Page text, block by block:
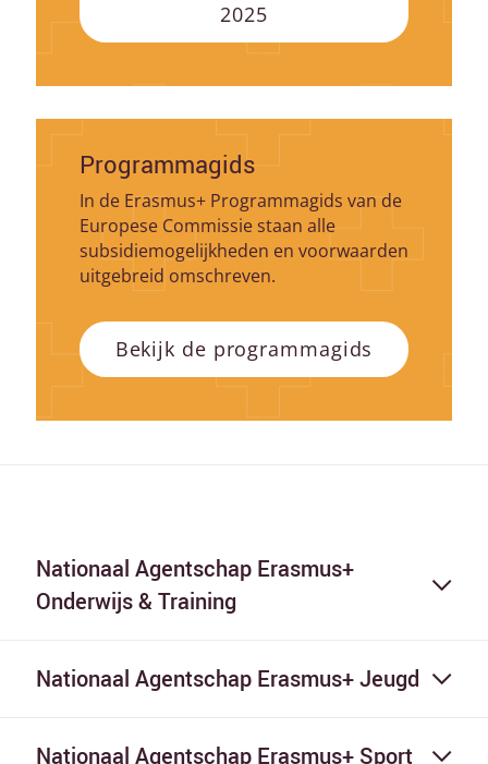
2025
Programmagids
In de Erasmus+ Programmagids van de
Europese Commissie staan alle
subsidiemogelijkheden en voorwaarden
uitgebreid omschreven.
Bekijk de programmagids
Nationaal Agentschap Erasmus+
Onderwijs & Training
Nationaal Agentschap Erasmus+ Jeugd
Nationaal Agentschap Erasmus+ Sport